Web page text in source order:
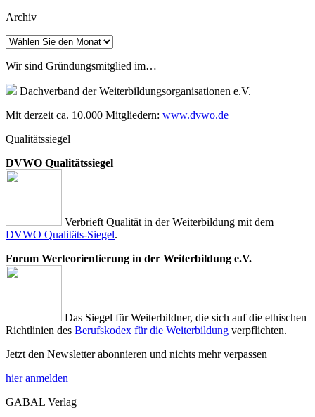
Archiv
Archiv
Wir sind Gründungsmitglied im…
Dachverband der Weiterbildungsorganisationen e.V.
Mit derzeit ca. 10.000 Mitgliedern: www.dvwo.de
Qualitätssiegel
DVWO Qualitätssiegel
Verbrieft Qualität in der Weiterbildung mit dem
DVWO Qualitäts-Siegel.
Forum Werteorientierung in der Weiterbildung e.V.
Das Siegel für Weiterbildner, die sich auf die ethischen
Richtlinien des Berufskodex für die Weiterbildung verpflichten.
Jetzt den Newsletter abonnieren und nichts mehr verpassen
hier anmelden
GABAL Verlag